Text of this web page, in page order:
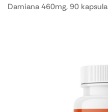
Damiana 460mg, 90 kapsula